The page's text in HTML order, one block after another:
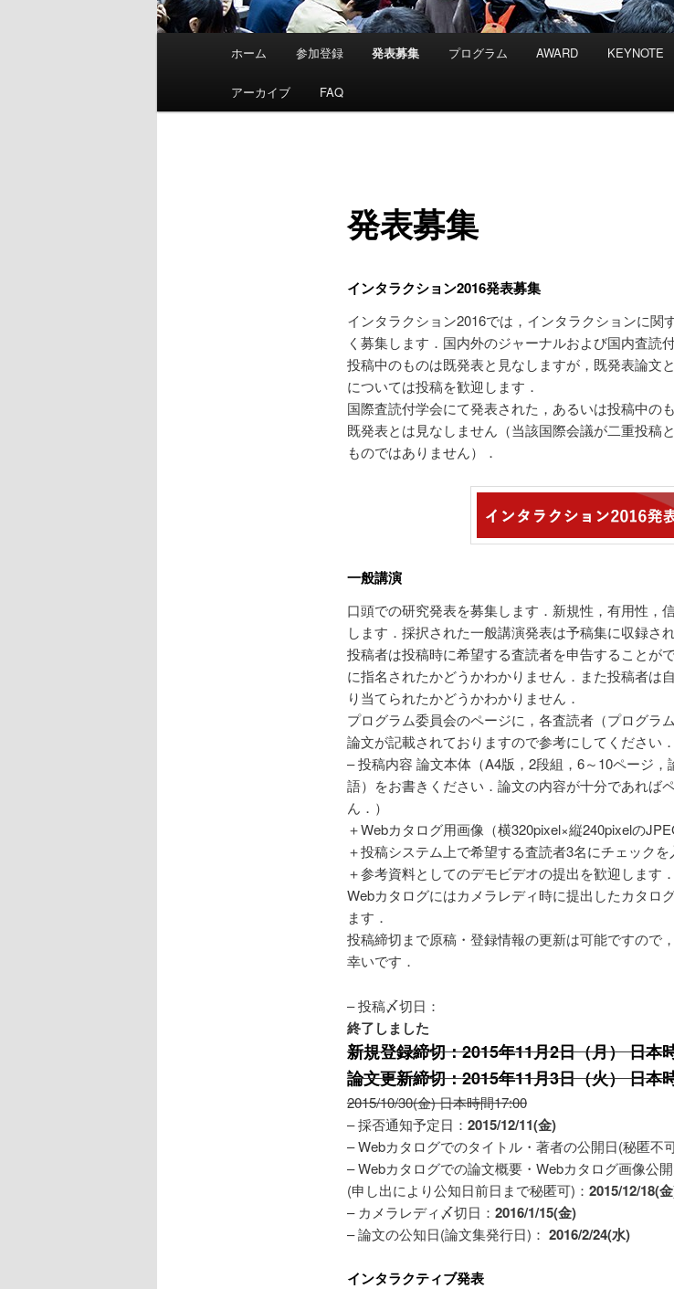
メ
メ
イ
ホーム 参加登録 発表募集 プログラム AWARD KEYNOTE
アーカイブ FAQ
発表募集
インタラクション2016発表募集
インタラクション2016では，インタラクションに関
く募集します．国内外のジャーナルおよび国内査読
投稿中のものは既発表と見なしますが，既発表論文
については投稿を歓迎します．
国際査読付学会にて発表された，あるいは投稿中の
既発表とは見なしません（当該国際会議が二重投稿
ものではありません）．
一般講演
口頭での研究発表を募集します．新規性，有用性，
します．採択された一般講演発表は予稿集に収録さ
投稿者は投稿時に希望する査読者を申告することが
に指名されたかどうかわかりません．また投稿者は
り当てられたかどうかわかりません．
プログラム委員会のページに，各査読者（プログラ
論文が記載されておりますので参考にしてください．
– 投稿内容 論文本体（A4版，2段組，6～10ページ
語）をお書きください．論文の内容が十分であれば
ん．）
＋Webカタログ用画像（横320pixel×縦240pixelの
＋投稿システム上で希望する査読者3名にチェックを
＋参考資料としてのデモビデオの提出を歓迎します．
Webカタログにはカメラレディ時に提出したカタロ
ます．
投稿締切まで原稿・登録情報の更新は可能ですので，
幸いです．
– 投稿〆切日：
終了しました
新規登録締切：2015年11月2日（月） 日本
論文更新締切：2015年11月3日（火） 日本
2015/10/30(金) 日本時間17:00
– 採否通知予定日： 2015/12/11(金)
– Webカタログでのタイトル・著者の公開日(秘匿不
– Webカタログでの論文概要・Webカタログ画像公
(申し出により公知日前日まで秘匿可)： 2015/12/18(
– カメラレディ〆切日： 2016/1/15(金)
– 論文の公知日(論文集発行日)： 2016/2/24(水)
インタラクティブ発表